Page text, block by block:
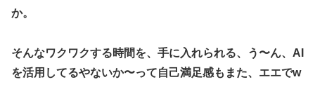
か。
そんなワクワクする時間を、手に入れられる、う〜ん、AI
を活用してるやないか〜って自己満足感もまた、エエでw